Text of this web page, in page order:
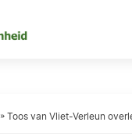
»Toos van Vliet-Verleun